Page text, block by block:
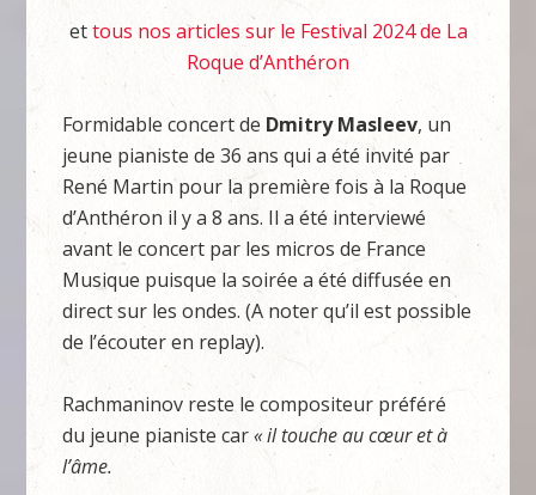
ettous nos articles sur le Festival 2024 de La
Roque d’Anthéron
Formidable concert de Dmitry Masleev, un
jeune pianiste de 36 ans qui a été invité par
René Martin pour la première fois à la Roque
d’Anthéron il y a 8 ans. Il a été interviewé
avant le concert par les micros de France
Musique puisque la soirée a été diffusée en
direct sur les ondes. (A noter qu’il est possible
de l’écouter en replay).
Rachmaninov reste le compositeur préféré
du jeune pianiste car« il touche au cœur et à
l’âme.